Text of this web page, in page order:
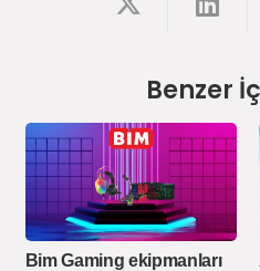
Benzer
Bim Gaming ekipmanları